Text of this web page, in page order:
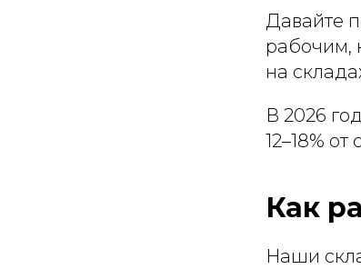
Давайте
рабочим,
на
В 2026
12–18%
Как
Наши